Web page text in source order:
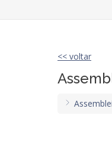
<< voltar